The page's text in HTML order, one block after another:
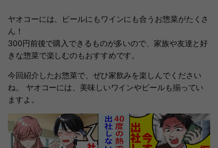
ヤオコーには、ビールにもワインにも合うお惣菜がたくさ
ん！
300円前後で購入できるものが多いので、家族や友達と好
きな惣菜で楽しむのもおすすめです。
今回紹介したお惣菜で、ぜひ家飲みを楽しんでください
ね。 ヤオコーには、美味しいワインやビールも揃ってい
ますよ。